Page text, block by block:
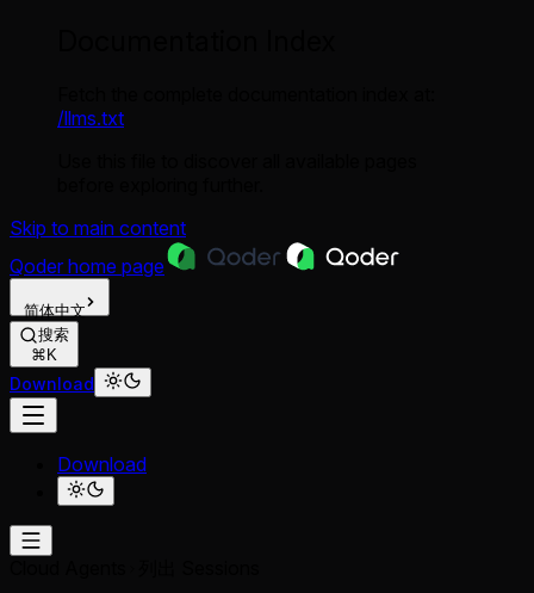
/llms.txt
Skip to main content
Qoder home page
简体中文
搜索
⌘K
Download
Download